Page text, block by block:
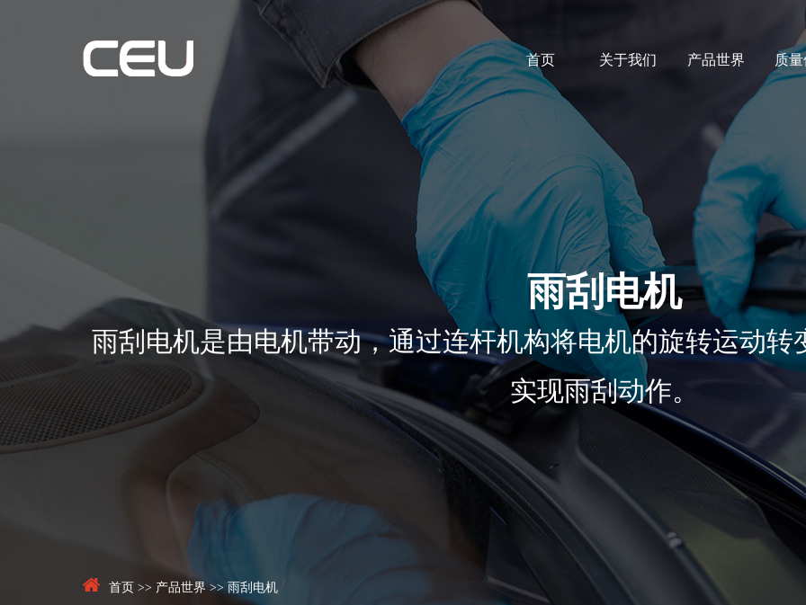
首页 关于我们 产品世界 质
雨刮电机
雨刮电机是由电机带动，通过连杆机构将电机的旋转运动
实现雨刮动作。
首页 >> 产品世界>> 雨刮电机